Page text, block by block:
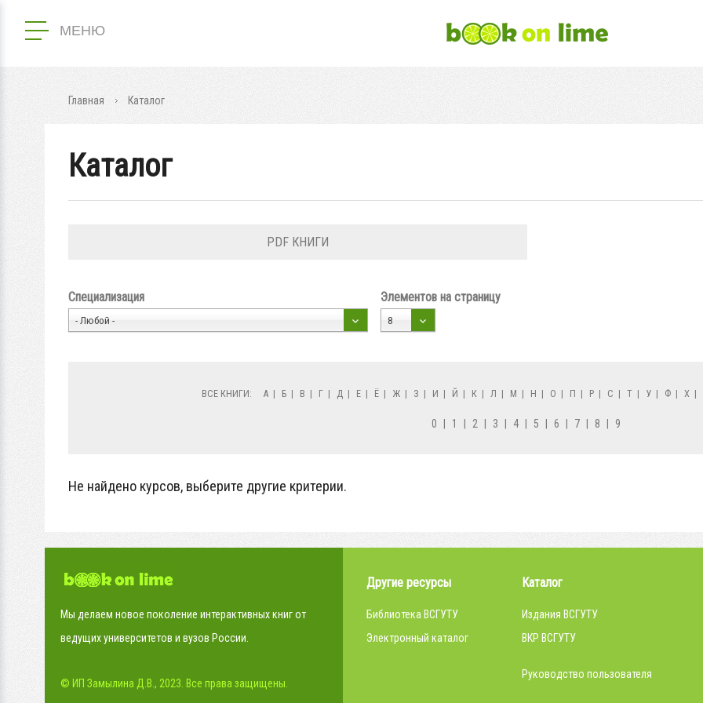
МЕНЮ
Главная Каталог
Каталог
PDF КНИГИ
Специализация
- Любой -
Элементов на страницу
8
ВСЕ КНИГИ: А | Б | В | Г | Д | Е | Ё | Ж | З | И | Й | К | Л | М | Н | О | П | Р | С | Т | У | Ф | Х |
0 1 2 3 4 5 6 7 8 9
Не найдено курсов, выберите другие критерии.
Мы делаем новое поколение интерактивных книг от
ведущих университетов и вузов России.
© ИП Замылина Д.В., 2023. Все права защищены.
Другие ресурсы
Библиотека ВСГУТУ
Электронный каталог
Каталог
Издания ВСГУТУ
ВКР ВСГУТУ
Руководство пользователя